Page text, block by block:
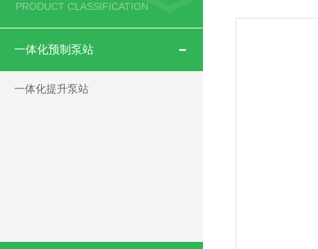
PRODUCT CLASSIFICATION
一体化预制泵站
一体化提升泵站